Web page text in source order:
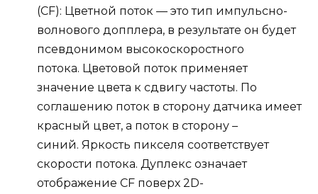
(CF): Цветной поток — это тип импульсно-
волнового допплера, в результате он будет
псевдонимом высокоскоростного
потока. Цветовой поток применяет
значение цвета к сдвигу частоты. По
соглашению поток в сторону датчика имеет
красный цвет, а поток в сторону –
синий. Яркость пикселя соответствует
скорости потока. Дуплекс означает
отображение CF поверх 2D-